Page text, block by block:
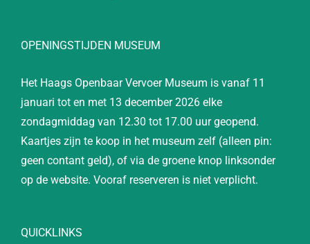
OPENINGSTIJDEN MUSEUM
Het Haags Openbaar Vervoer Museum is vanaf 11
januari tot en met 13 december 2026 elke
zondagmiddag van 12.30 tot 17.00 uur geopend.
Kaartjes zijn te koop in het museum zelf (alleen pin:
geen contant geld), of via de groene knop linksonder
op de website. Vooraf reserveren is niet verplicht.
QUICKLINKS